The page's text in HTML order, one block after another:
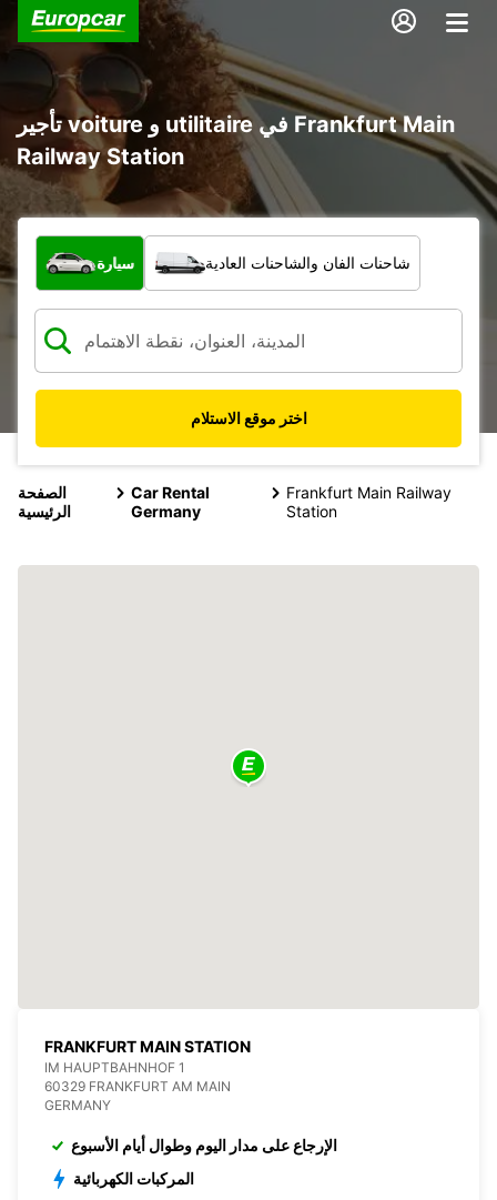
تأجير voiture و utilitaire في Frankfurt Main
Railway Station
ما نوع المركبة؟
سيارة شاحنات الفان والشاحنات العادية
اختر موقع الاستلام
الصفحة
الرئيسية
Car Rental
Germany
Frankfurt Main Railway
Station
FRANKFURT MAIN STATION
IM HAUPTBAHNHOF 1
60329 FRANKFURT AM MAIN
GERMANY
الإرجاع على مدار اليوم وطوال أيام الأسبوع
المركبات الكهربائية